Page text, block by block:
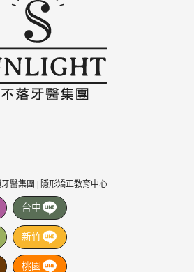
醫集團 | 隱形矯正教育中心
台中
新竹
桃園